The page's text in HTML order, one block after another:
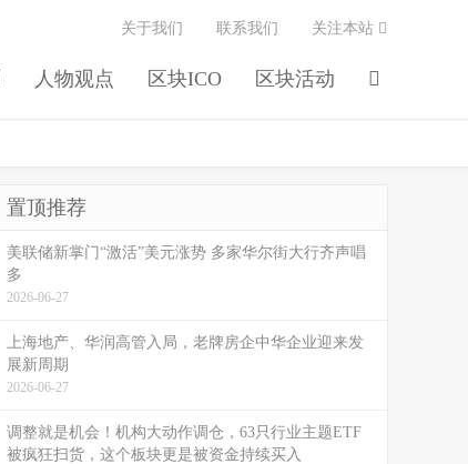
人物观点 区块ICO 区块活动
关于我们 联系我们 关注本站
置顶推荐
美联储新掌门“激活”美元涨势 多家华尔街大行齐声唱
多
2026-06-27
上海地产、华润高管入局，老牌房企中华企业迎来发
展新周期
2026-06-27
调整就是机会！机构大动作调仓，63只行业主题ETF
被疯狂扫货，这个板块更是被资金持续买入